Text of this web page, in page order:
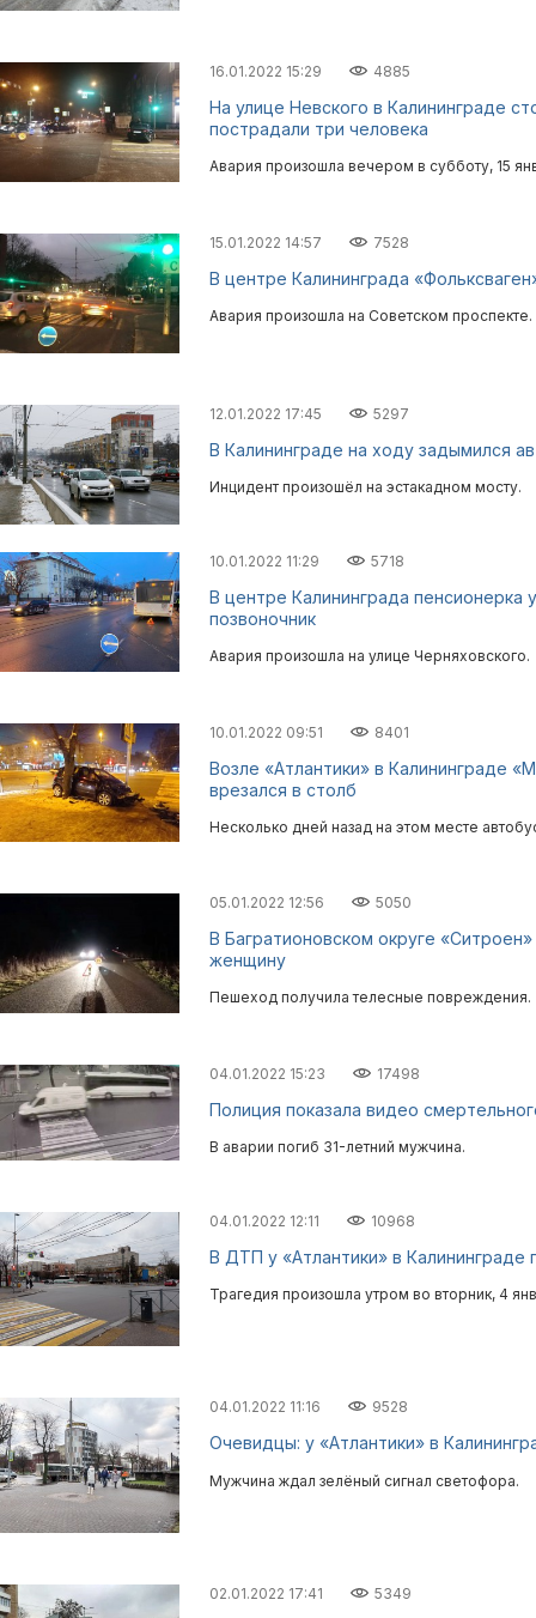
16.01.2022 15:29 4885
На улице Невского в Калининграде
пострадали три человека
Авария произошла вечером в субботу, 15
15.01.2022 14:57 7528
В центре Калининграда
Авария произошла на Советском проспекте.
12.01.2022 17:45 5297
В Калининграде на ходу задымился
Инцидент произошёл на эстакадном мосту.
10.01.2022 11:29 5718
В центре Калининграда пенсионерка
позвоночник
Авария произошла на улице Черняховского.
10.01.2022 09:51 8401
Возле «Атлантики» в Калининграде
врезался в столб
Несколько дней назад на этом месте
05.01.2022 12:56 5050
В Багратионовском округе
женщину
Пешеход получила телесные повреждения.
04.01.2022 15:23 17498
Полиция показала видео
В аварии погиб 31-летний мужчина.
04.01.2022 12:11 10968
В ДТП у «Атлантики» в Калининграде
Трагедия произошла утром во вторник, 4
04.01.2022 11:16 9528
Очевидцы: у «Атлантики» в
Мужчина ждал зелёный сигнал светофора.
02.01.2022 17:41 5349